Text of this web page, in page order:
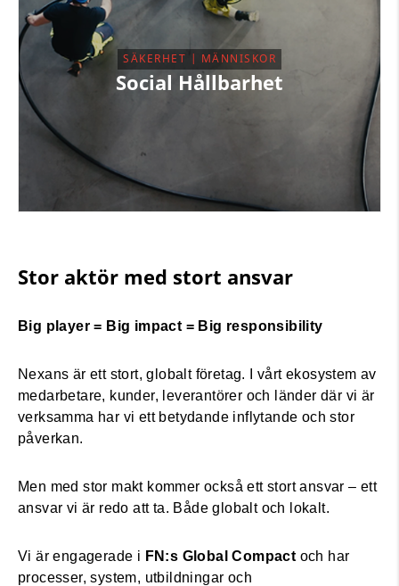
SÄKERHET | MÄNNISKOR
Social Hållbarhet
Stor aktör med stort ansvar
Big player = Big impact = Big responsibility
Nexans är ett stort, globalt företag. I vårt ekosystem av
medarbetare, kunder, leverantörer och länder där vi är
verksamma har vi ett betydande inflytande och stor
påverkan.
Men med stor makt kommer också ett stort ansvar – ett
ansvar vi är redo att ta. Både globalt och lokalt.
Vi är engagerade i FN:s Global Compact och har
processer, system, utbildningar och